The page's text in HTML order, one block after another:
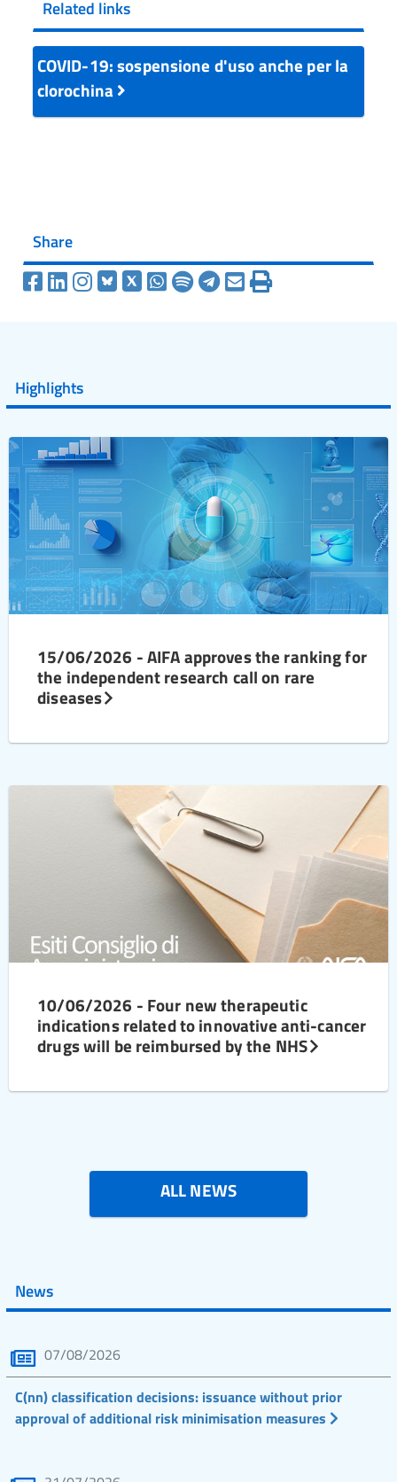
Related links
COVID-19: sospensione d'uso anche per la
clorochina
Share
Highlights
15/06/2026 - AIFA approves the ranking for
the independent research call on rare
diseases
10/06/2026 - Four new therapeutic
indications related to innovative anti-cancer
drugs will be reimbursed by the NHS
ALL NEWS
News
07/08/2026
C(nn) classification decisions: issuance without prior
approval of additional risk minimisation measures